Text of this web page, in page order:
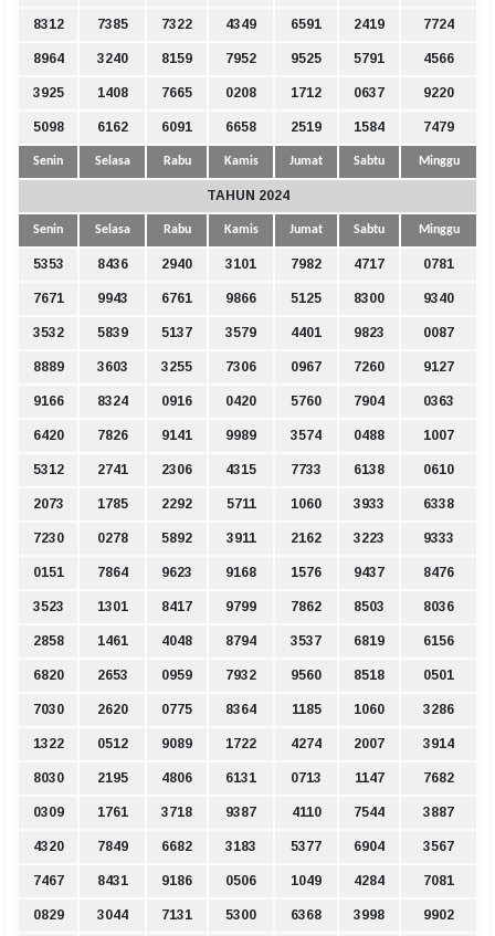
8312 7385 7322 4349 6591 2419 7724
8964 3240 8159 7952 9525 5791 4566
3925 1408 7665 0208 1712 0637 9220
5098 6162 6091 6658 2519 1584 7479
Senin Selasa Rabu Kamis Jumat Sabtu Minggu
TAHUN 2024
Senin Selasa Rabu Kamis Jumat Sabtu Minggu
5353 8436 2940 3101 7982 4717 0781
7671 9943 6761 9866 5125 8300 9340
3532 5839 5137 3579 4401 9823 0087
8889 3603 3255 7306 0967 7260 9127
9166 8324 0916 0420 5760 7904 0363
6420 7826 9141 9989 3574 0488 1007
5312 2741 2306 4315 7733 6138 0610
2073 1785 2292 5711 1060 3933 6338
7230 0278 5892 3911 2162 3223 9333
0151 7864 9623 9168 1576 9437 8476
3523 1301 8417 9799 7862 8503 8036
2858 1461 4048 8794 3537 6819 6156
6820 2653 0959 7932 9560 8518 0501
7030 2620 0775 8364 1185 1060 3286
1322 0512 9089 1722 4274 2007 3914
8030 2195 4806 6131 0713 1147 7682
0309 1761 3718 9387 4110 7544 3887
4320 7849 6682 3183 5377 6904 3567
7467 8431 9186 0506 1049 4284 7081
0829 3044 7131 5300 6368 3998 9902